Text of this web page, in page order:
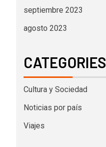
septiembre 2023
agosto 2023
CATEGORIES
Cultura y Sociedad
Noticias por país
Viajes